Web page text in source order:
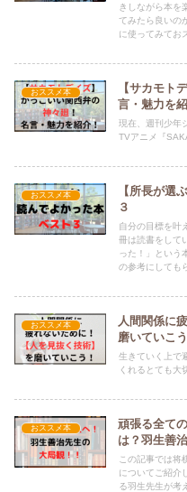
きしながら本を
てみたら良いの
に使ってみてお
おススメ本
【サカモト
言・魅力を紹
現在、週刊少年
TVアニメ『
おススメ本
【所長が選
３
自分の目標を叶
冊は読書をして
った！」という
の参考にしても
おススメ本
人間関係に
磨いていこう
生きていく上で
くれるとても大
おススメ本
頑張る全て
は？羽生善
この記事では将
についてご紹介
る羽生先生が考